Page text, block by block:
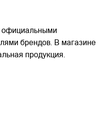
официальными
брендов. В магазине
продукция.